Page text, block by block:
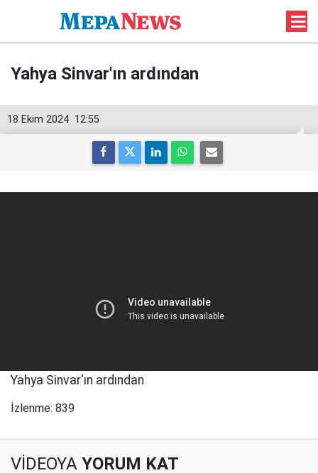
Yahya Sinvar'ın ardından
12:55
18 Ekim 2024
Yahya Sinvar'ın ardından
İzlenme: 839
VİDEOYA YORUM KAT